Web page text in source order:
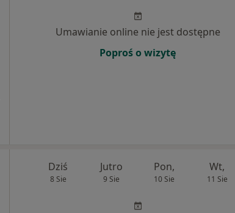
Umawianie online nie jest dostępne
Poproś o wizytę
Dziś
8 Sie
Jutro
9 Sie
Pon,
10 Sie
Wt,
11 Sie